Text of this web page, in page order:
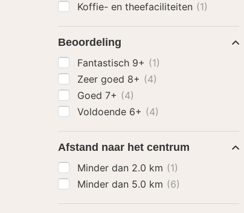
Koffie- en theefaciliteiten (1)
Beoordeling
Fantastisch 9+ (1)
Zeer goed 8+ (4)
Goed 7+ (4)
Voldoende 6+ (4)
Afstand naar het centrum
Minder dan 2.0 km (1)
Minder dan 5.0 km (6)